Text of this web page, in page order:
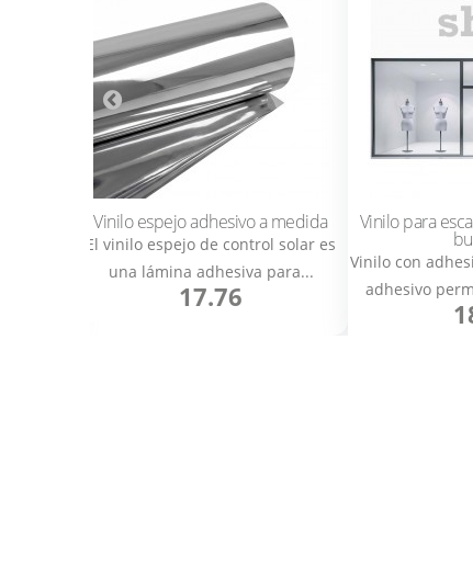
líneas
Vinilo espejo adhesivo a medida
El vinilo espejo de control solar es
una lámina adhesiva para...
17.76
Vinilo para
Vinilo con
adhesivo